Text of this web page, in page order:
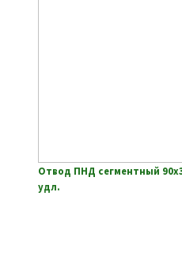
Отвод ПНД сегментный
удл.